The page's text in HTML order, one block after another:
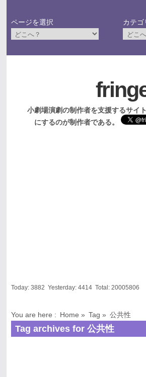
ページを選択 カテゴ
小劇場演劇の制作者を支援するサイ
にするのが制作者である。
Today: 3882 Yesterday: 4414Total: 20005806
You are here : Home » Tag » 公共性
Tag archives for 公共性